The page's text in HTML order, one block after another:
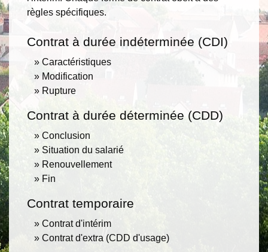
règles spécifiques.
Contrat à durée indéterminée (CDI)
Caractéristiques
Modification
Rupture
Contrat à durée déterminée (CDD)
Conclusion
Situation du salarié
Renouvellement
Fin
Contrat temporaire
Contrat d'intérim
Contrat d'extra (CDD d'usage)